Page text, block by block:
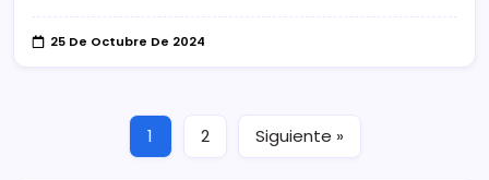
25 De Octubre De 2024
1 2 Siguiente »